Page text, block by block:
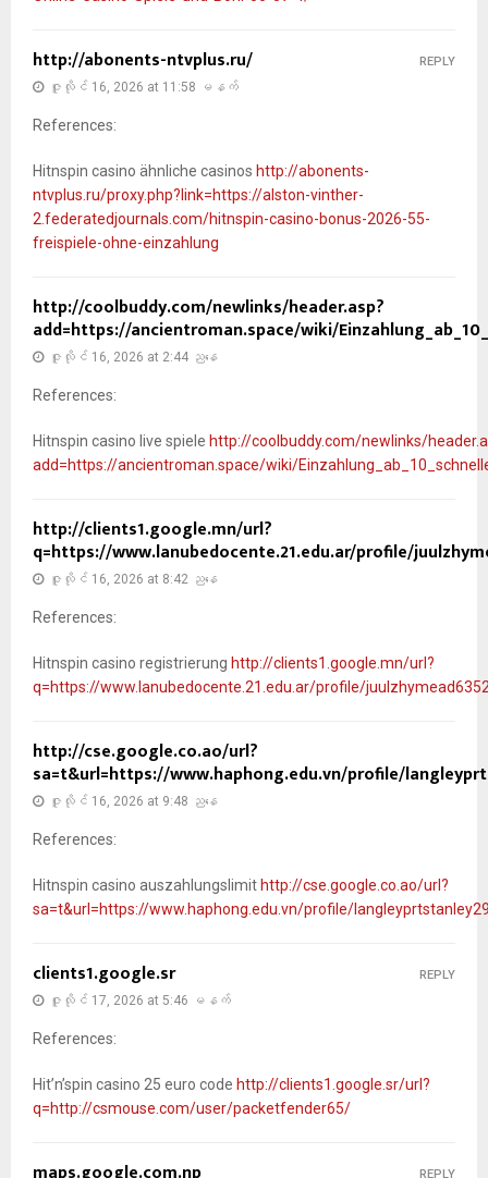
http://abonents-ntvplus.ru/
ဇူလိုင် 16, 2026 at 11:58 မနက်
References:
Hitnspin casino ähnliche casinos http://abonents-
ntvplus.ru/proxy.php?link=https://alston-vinther-
2.federatedjournals.com/hitnspin-casino-bonus-2026-55-
freispiele-ohne-einzahlung
REPLY
http://coolbuddy.com/newlinks/header.asp?
add=https://ancientroman.space/wiki/
ဇူလိုင် 16, 2026 at 2:44 ညနေ
References:
Hitnspin casino live spiele http://coolbuddy.com/newlinks/
add=https://ancientroman.space/wiki/
http://clients1.google.mn/url?
q=https://www.lanubedocente.21.edu.ar/profile/
ဇူလိုင် 16, 2026 at 8:42 ညနေ
References:
Hitnspin casino registrierung http://clients1.google.mn/url?
q=https://www.lanubedocente.21.edu.ar/profile/
http://cse.google.co.ao/url?
sa=t&url=https://www.haphong.edu.vn/profile/
ဇူလိုင် 16, 2026 at 9:48 ညနေ
References:
Hitnspin casino auszahlungslimit http://cse.google.co.ao/url?
sa=t&url=https://www.haphong.edu.vn/profile/
clients1.google.sr
ဇူလိုင် 17, 2026 at 5:46 မနက်
References:
Hit’n’spin casino 25 euro code http://clients1.google.sr/url?
q=http://csmouse.com/user/packetfender65/
REPLY
REPLY